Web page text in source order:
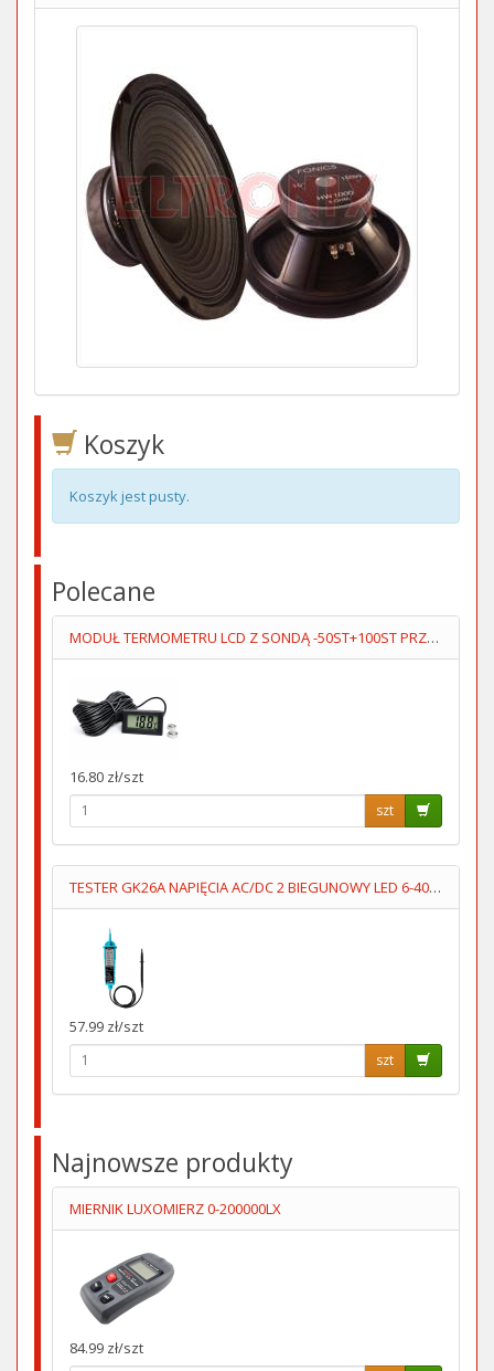
Koszyk
Koszyk jest pusty.
Polecane
MODUŁ TERMOMETRU LCD Z SONDĄ -50ST+100ST PRZEWÓD 5M
16.80 zł/szt
szt
TESTER GK26A NAPIĘCIA AC/DC 2 BIEGUNOWY LED 6-400V
57.99 zł/szt
szt
Najnowsze produkty
MIERNIK LUXOMIERZ 0-200000LX
84.99 zł/szt